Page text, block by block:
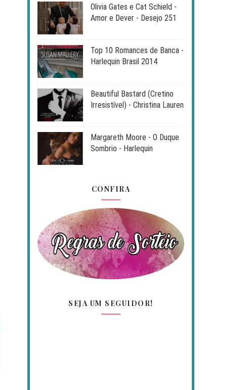
Olivia Gates e Cat Schield -
Amor e Dever - Desejo 251
Top 10 Romances de Banca -
Harlequin Brasil 2014
Beautiful Bastard (Cretino
Irresistível) - Christina Lauren
Margareth Moore - O Duque
Sombrio - Harlequin
CONFIRA
SEJA UM SEGUIDOR!